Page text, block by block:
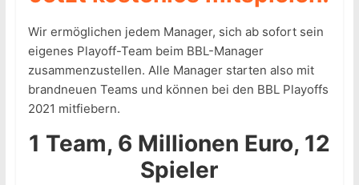
Wir ermöglichen jedem Manager, sich ab sofort sein
eigenes Playoff-Team beim BBL-Manager
zusammenzustellen. Alle Manager starten also mit
brandneuen Teams und können bei den BBL Playoffs
2021 mitfiebern.
1 Team, 6 Millionen Euro, 12
Spieler